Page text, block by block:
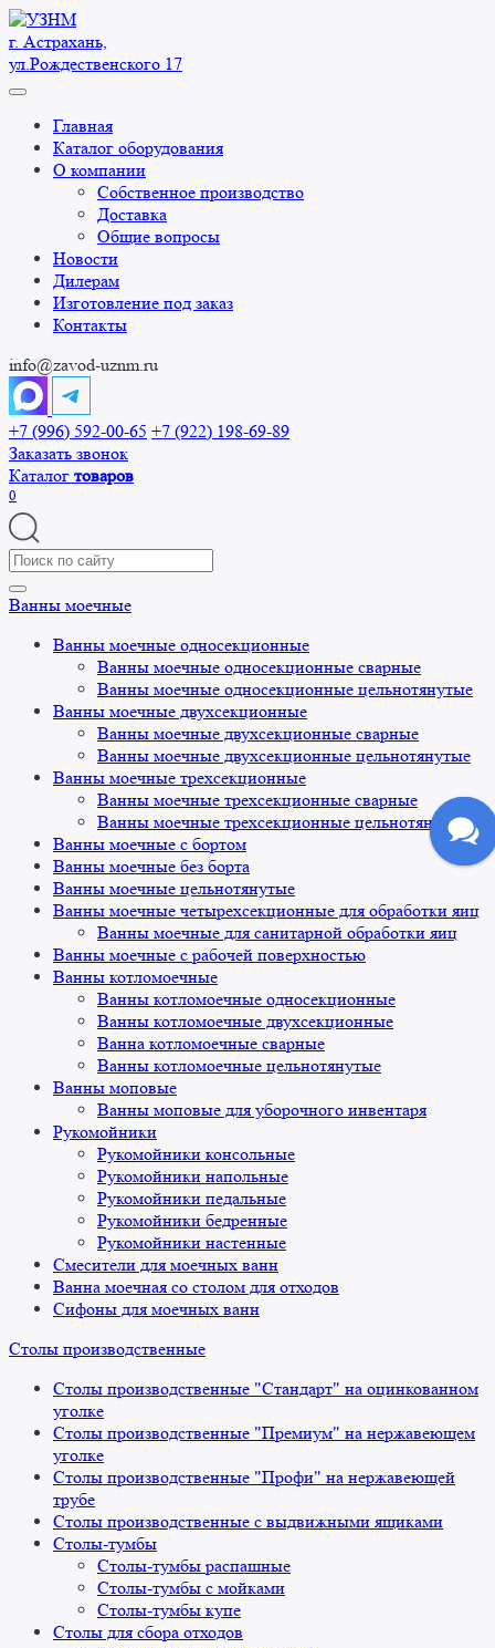
Перейти
к
содержанию
г. Астрахань,
ул.Рождественского 17
Главная
Каталог оборудования
О компании
Собственное производство
Доставка
Общие вопросы
Новости
Дилерам
Изготовление под заказ
Контакты
info@zavod-uznm.ru
+7 (996) 592-00-65 +7 (922) 198-69-89
Заказать звонок
Каталог товаров
0
Search
for:
Ванны моечные
Ванны моечные односекционные
Ванны моечные односекционные сварные
Ванны моечные односекционные цельнотянутые
Ванны моечные двухсекционные
Ванны моечные двухсекционные сварные
Ванны моечные двухсекционные цельнотянутые
Ванны моечные трехсекционные
Ванны моечные трехсекционные сварные
Ванны моечные трехсекционные цельнотянутые
Ванны моечные с бортом
Ванны моечные без борта
Ванны моечные цельнотянутые
Ванны моечные четырехсекционные для обработки яиц
Ванны моечные для санитарной обработки яиц
Ванны моечные с рабочей поверхностью
Ванны котломоечные
Ванны котломоечные односекционные
Ванны котломоечные двухсекционные
Ванна котломоечные сварные
Ванны котломоечные цельнотянутые
Ванны моповые
Ванны моповые для уборочного инвентаря
Рукомойники
Рукомойники консольные
Рукомойники напольные
Рукомойники педальные
Рукомойники бедренные
Рукомойники настенные
Смесители для моечных ванн
Ванна моечная со столом для отходов
Сифоны для моечных ванн
Столы производственные
Столы производственные "Стандарт" на оцинкованном
уголке
Столы производственные "Премиум" на нержавеющем
уголке
Столы производственные "Профи" на нержавеющей
трубе
Столы производственные с выдвижными ящиками
Столы-тумбы
Столы-тумбы распашные
Столы-тумбы с мойками
Столы-тумбы купе
Столы для сбора отходов